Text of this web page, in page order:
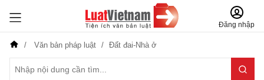
Đăng nhập
Văn bản pháp luật Đất đai-Nhà ở